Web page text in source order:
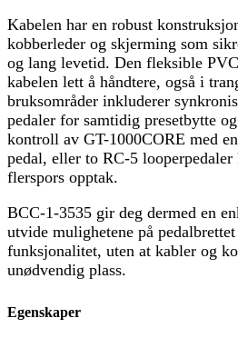
Kabelen har en robust
kobberleder og skjerming som
og lang levetid. Den fleksible
kabelen lett å håndtere, også i
bruksområder inkluderer
pedaler for samtidig presetbytte
kontroll av GT-1000CORE med
pedal, eller to RC-5
flerspors opptak.
BCC-1-3535 gir deg dermed en
utvide mulighetene på
funksjonalitet, uten at kabler og
unødvendig plass.
Egenskaper